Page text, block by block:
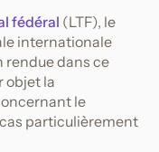
fédéral (LTF), le
internationale
rendue dans ce
objet la
le
particulièrement